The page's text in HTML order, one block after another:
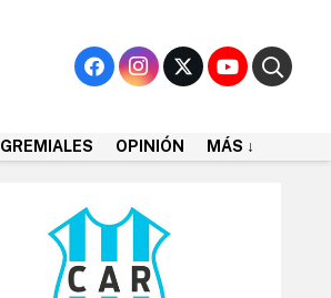
GREMIALES OPINIÓN MÁS ↓